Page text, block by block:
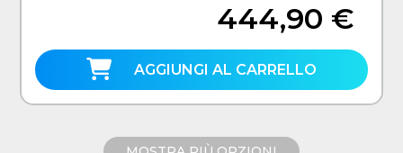
444,90 €
AGGIUNGI AL CARRELLO